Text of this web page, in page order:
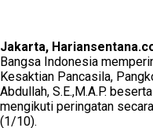
Jakarta,
Bangsa Indonesia
Kesaktian Pancasila,
Abdullah, S.E.,M.A.P.
mengikuti peringatan
(1/10).